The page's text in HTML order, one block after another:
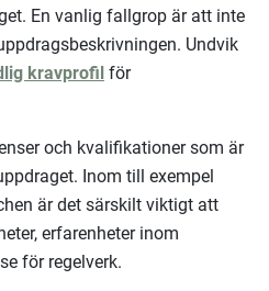
En vanlig fallgrop är att inte
Undvik
kravprofil för
och kvalifikationer som är
Inom till exempel
är det särskilt viktigt att
erfarenheter inom
för regelverk.